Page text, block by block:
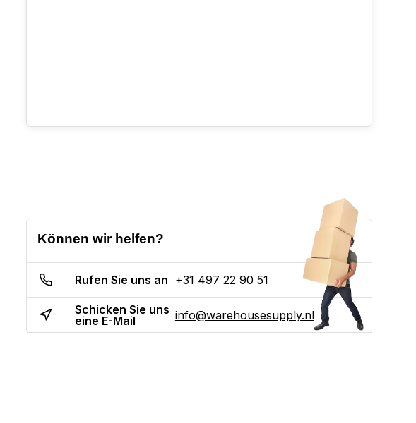
Können wir helfen?
Rufen Sie uns an +31 497 22 90 51
Schicken Sie uns
eine E-Mail
info@warehousesupply.nl